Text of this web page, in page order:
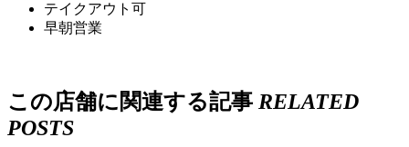
テイクアウト可
早朝営業
この店舗に関連する記事 RELATED
POSTS